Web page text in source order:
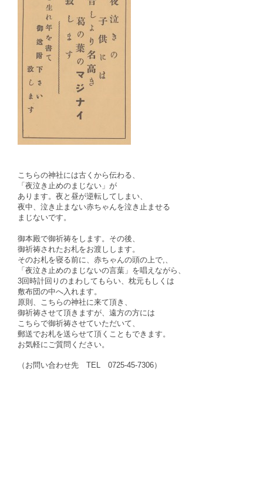
こちらの神社には古くから伝わる、
「夜泣き止めのまじない」が
あります。夜と昼が逆転してしまい、
夜中、泣き止まない赤ちゃんを泣き止ませる
まじないです。
御本殿で御祈祷をします。その後、
御祈祷されたお札をお渡しします。
そのお札を寝る前に、赤ちゃんの頭の上で,、
「夜泣き止めのまじないの言葉」を唱えながら、
3回時計回りのまわしてもらい、枕元もしくは
敷布団の中へ入れます。
原則、こちらの神社に来て頂き、
御祈祷させて頂きますが、遠方の方には
こちらで御祈祷させていただいて、
郵送でお札を送らせて頂くこともできます。
お気軽にご質問ください。
（お問い合わせ先 TEL 0725-45-7306）